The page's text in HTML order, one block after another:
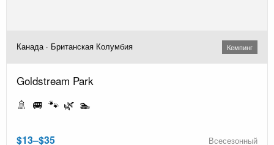
Канада · Британская Колумбия Кемпинг
Goldstream Park
🚿 🚐 🐾 🌿 🏊
$13–$35 Всесезонный